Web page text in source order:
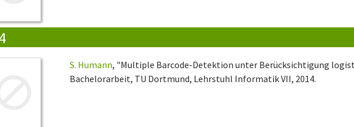
S. Humann, "Multiple Barcode-Detektion unter Berücksichtigung
Bachelorarbeit, TU Dortmund, Lehrstuhl Informatik VII, 2014.